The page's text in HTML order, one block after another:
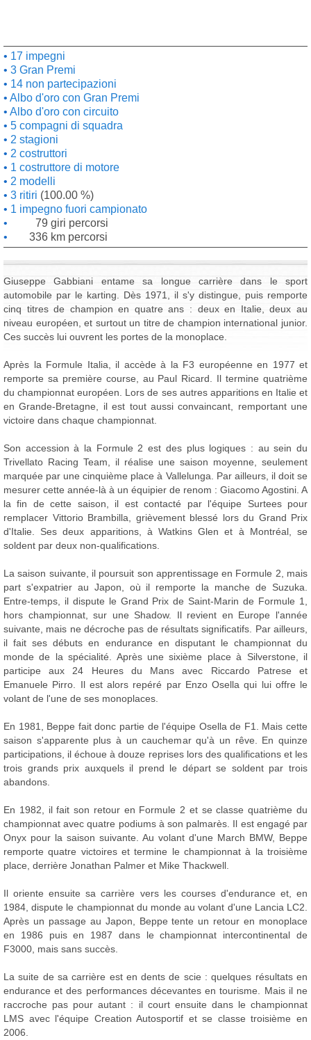
17 impegni
3 Gran Premi
14 non partecipazioni
Albo d'oro con Gran Premi
Albo d'oro con circuito
5 compagni di squadra
2 stagioni
2 costruttori
1 costruttore di motore
2 modelli
3 ritiri (100.00 %)
1 impegno fuori campionato
79 giri percorsi
336 km percorsi
Giuseppe Gabbiani entame sa longue carrière dans le sport
automobile par le karting. Dès 1971, il s'y distingue, puis remporte
cinq titres de champion en quatre ans : deux en Italie, deux au
niveau européen, et surtout un titre de champion international junior.
Ces succès lui ouvrent les portes de la monoplace.
Après la Formule Italia, il accède à la F3 européenne en 1977 et
remporte sa première course, au Paul Ricard. Il termine quatrième
du championnat européen. Lors de ses autres apparitions en Italie et
en Grande-Bretagne, il est tout aussi convaincant, remportant une
victoire dans chaque championnat.
Son accession à la Formule 2 est des plus logiques : au sein du
Trivellato Racing Team, il réalise une saison moyenne, seulement
marquée par une cinquième place à Vallelunga. Par ailleurs, il doit se
mesurer cette année-là à un équipier de renom : Giacomo Agostini. A
la fin de cette saison, il est contacté par l'équipe Surtees pour
remplacer Vittorio Brambilla, grièvement blessé lors du Grand Prix
d'Italie. Ses deux apparitions, à Watkins Glen et à Montréal, se
soldent par deux non-qualifications.
La saison suivante, il poursuit son apprentissage en Formule 2, mais
part s'expatrier au Japon, où il remporte la manche de Suzuka.
Entre-temps, il dispute le Grand Prix de Saint-Marin de Formule 1,
hors championnat, sur une Shadow. Il revient en Europe l'année
suivante, mais ne décroche pas de résultats significatifs. Par ailleurs,
il fait ses débuts en endurance en disputant le championnat du
monde de la spécialité. Après une sixième place à Silverstone, il
participe aux 24 Heures du Mans avec Riccardo Patrese et
Emanuele Pirro. Il est alors repéré par Enzo Osella qui lui offre le
volant de l'une de ses monoplaces.
En 1981, Beppe fait donc partie de l'équipe Osella de F1. Mais cette
saison s'apparente plus à un cauchemar qu'à un rêve. En quinze
participations, il échoue à douze reprises lors des qualifications et les
trois grands prix auxquels il prend le départ se soldent par trois
abandons.
En 1982, il fait son retour en Formule 2 et se classe quatrième du
championnat avec quatre podiums à son palmarès. Il est engagé par
Onyx pour la saison suivante. Au volant d'une March BMW, Beppe
remporte quatre victoires et termine le championnat à la troisième
place, derrière Jonathan Palmer et Mike Thackwell.
Il oriente ensuite sa carrière vers les courses d'endurance et, en
1984, dispute le championnat du monde au volant d'une Lancia LC2.
Après un passage au Japon, Beppe tente un retour en monoplace
en 1986 puis en 1987 dans le championnat intercontinental de
F3000, mais sans succès.
La suite de sa carrière est en dents de scie : quelques résultats en
endurance et des performances décevantes en tourisme. Mais il ne
raccroche pas pour autant : il court ensuite dans le championnat
LMS avec l'équipe Creation Autosportif et se classe troisième en
2006.